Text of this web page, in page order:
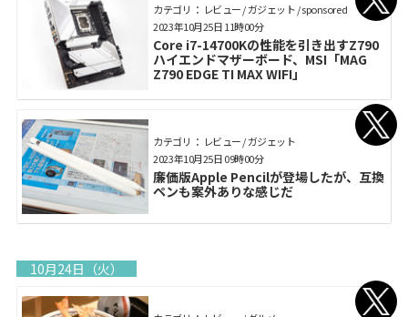
カテゴリ： レビュー / ガジェット / sponsored
Core i7-14700Kの性能を引き出すZ790
ハイエンドマザーボード、MSI「MAG
Z790 EDGE TI MAX WIFI」
2023年10月25日 11時00分
カテゴリ： レビュー / ガジェット
廉価版Apple Pencilが登場したが、互換
ペンも案外ありな感じだ
2023年10月25日 09時00分
10月24日（火）